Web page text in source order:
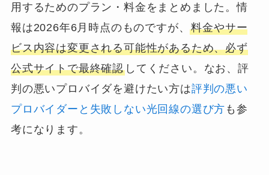
用するためのプラン・料金をまとめました。情
報は2026年6月時点のものですが、料金やサー
ビス内容は変更される可能性があるため、必ず
公式サイトで最終確認してください。なお、評
判の悪いプロバイダを避けたい方は評判の悪い
プロバイダーと失敗しない光回線の選び方 も参
考になります。